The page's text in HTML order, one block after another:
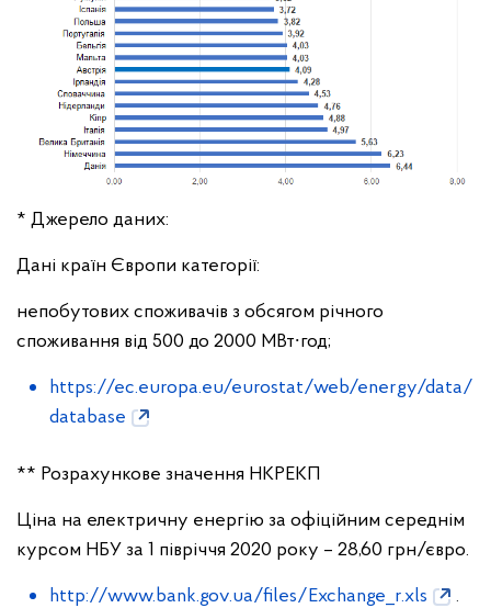
* Джерело даних:
Дані країн Європи категорії:
непобутових споживачів з обсягом річного
споживання від 500 до 2000 МВт∙год;
https://ec.europa.eu/eurostat/web/energy/data/
database
** Розрахункове значення НКРЕКП
Ціна на електричну енергію за офіційним середнім
курсом НБУ за 1 півріччя 2020 року – 28,60 грн/євро.
http://www.bank.gov.ua/files/Exchange_r.xls .